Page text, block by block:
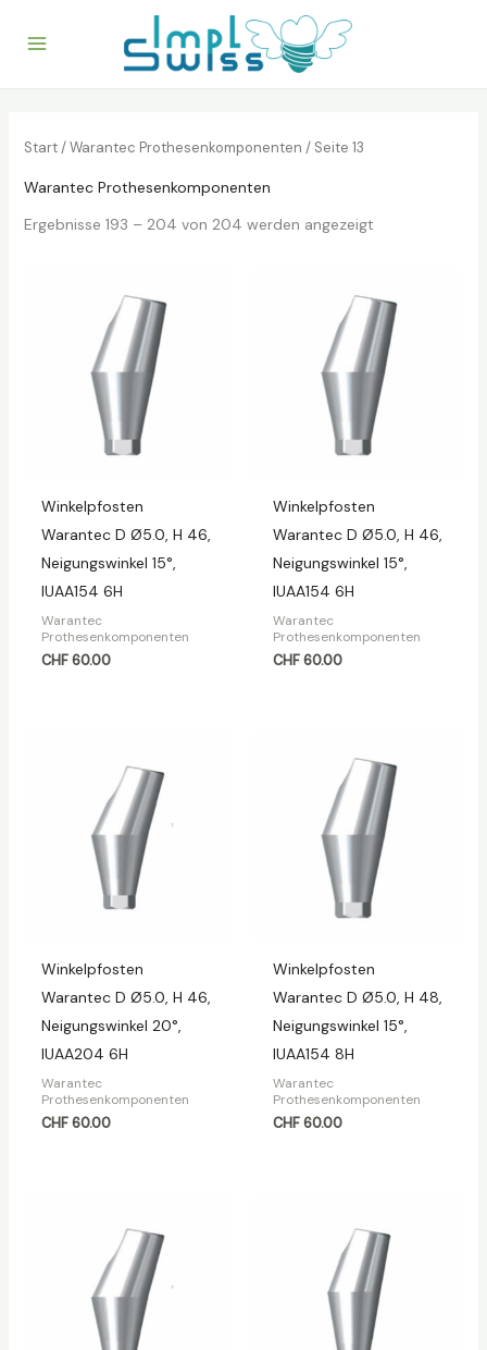
Inhalt
Start/Warantec Prothesenkomponenten / Seite 13
Warantec Prothesenkomponenten
Ergebnisse 193 – 204 von 204 werden angezeigt
Winkelpfosten
Warantec D Ø5.0, H 46,
Neigungswinkel 15°,
IUAA154 6H
Warantec
Prothesenkomponenten
CHF60.00
Winkelpfosten
Warantec D Ø5.0, H 46,
Neigungswinkel 15°,
IUAA154 6H
Warantec
Prothesenkomponenten
CHF60.00
Winkelpfosten
Warantec D Ø5.0, H 46,
Neigungswinkel 20°,
IUAA204 6H
Warantec
Prothesenkomponenten
CHF60.00
Winkelpfosten
Warantec D Ø5.0, H 48,
Neigungswinkel 15°,
IUAA154 8H
Warantec
Prothesenkomponenten
CHF60.00